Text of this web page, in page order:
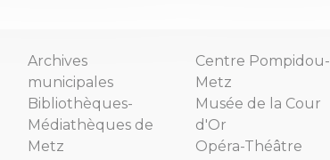
Archives
municipales
Bibliothèques-
Médiathèques de
Metz
Centre Pompidou-
Metz
Musée de la Cour
d'Or
Opéra-Théâtre